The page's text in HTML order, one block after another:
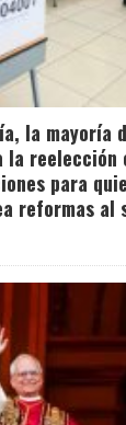
la mayoría
la reelección
para
reformas al